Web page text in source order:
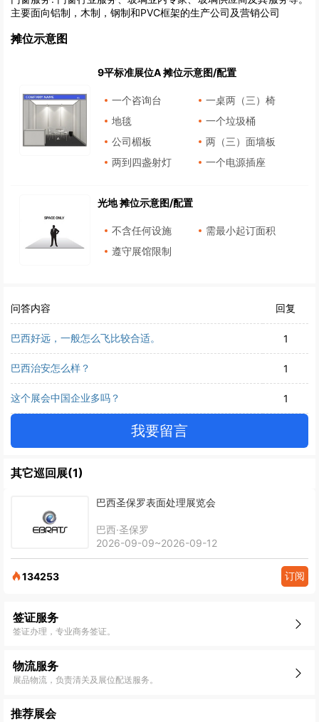
主要面向铝制，木制，钢制和PVC框架的生产公司及营销公司
摊位示意图
9平标准展位A 摊位示意图/配置
一个咨询台
一桌两（三）椅
地毯
一个垃圾桶
公司楣板
两（三）面墙板
两到四盏射灯
一个电源插座
光地 摊位示意图/配置
不含任何设施
需最小起订面积
遵守展馆限制
问答内容 回复
巴西好远，一般怎么飞比较合适。 1
巴西治安怎么样？ 1
这个展会中国企业多吗？ 1
我要留言
其它巡回展(1)
巴西圣保罗表面处理展览会
巴西·圣保罗
2026-09-09~2026-09-12
134253 订阅
签证服务
签证办理，专业商务签证。
物流服务
展品物流，负责清关及展位配送服务。
推荐展会